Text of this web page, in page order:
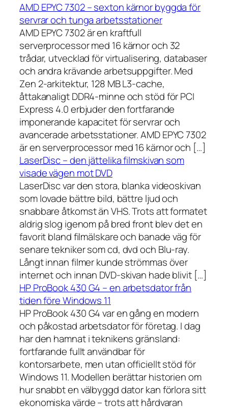
AMD EPYC 7302 – sexton kärnor byggda för
servrar och tunga arbetsstationer
AMD EPYC 7302 är en kraftfull
serverprocessor med 16 kärnor och 32
trådar, utvecklad för virtualisering, databaser
och andra krävande arbetsuppgifter. Med
Zen 2-arkitektur, 128 MB L3-cache,
åttakanaligt DDR4-minne och stöd för PCI
Express 4.0 erbjuder den fortfarande
imponerande kapacitet för servrar och
avancerade arbetsstationer. AMD EPYC 7302
är en serverprocessor med 16 kärnor och […]
LaserDisc – den jättelika filmskivan som
visade vägen mot DVD
LaserDisc var den stora, blanka videoskivan
som lovade bättre bild, bättre ljud och
snabbare åtkomst än VHS. Trots att formatet
aldrig slog igenom på bred front blev det en
favorit bland filmälskare och banade väg för
senare tekniker som cd, dvd och Blu-ray.
Långt innan filmer kunde strömmas över
internet och innan DVD-skivan hade blivit […]
HP ProBook 430 G4 – en arbetsdator från
tiden före Windows 11
HP ProBook 430 G4 var en gång en modern
och påkostad arbetsdator för företag. I dag
har den hamnat i teknikens gränsland:
fortfarande fullt användbar för
kontorsarbete, men utan officiellt stöd för
Windows 11. Modellen berättar historien om
hur snabbt en välbyggd dator kan förlora sitt
ekonomiska värde – trots att hårdvaran